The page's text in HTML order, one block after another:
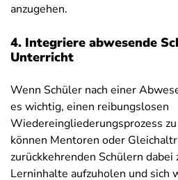
anzugehen.
4. Integriere abwesende
Unterricht
Wenn Schüler nach einer
es wichtig, einen reibungslosen
Wiedereingliederungsprozess
können Mentoren oder
zurückkehrenden Schülern
Lerninhalte aufzuholen und sich